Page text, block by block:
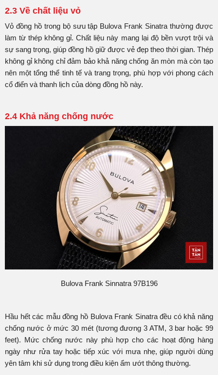
2.3 Về chất liệu vỏ
Vỏ đồng hồ trong bộ sưu tập Bulova Frank Sinatra thường được
làm từ thép không gỉ. Chất liệu này mang lại độ bền vượt trội và
sự sang trọng, giúp đồng hồ giữ được vẻ đẹp theo thời gian. Thép
không gỉ không chỉ đảm bảo khả năng chống ăn mòn mà còn tạo
nên một tổng thể tinh tế và trang trọng, phù hợp với phong cách
cổ điển và thanh lịch của dòng đồng hồ này.
2.4 Khả năng chống nước
Bulova Frank Sinnatra 97B196
Hầu hết các mẫu đồng hồ Bulova Frank Sinatra đều có khả năng
chống nước ở mức 30 mét (tương đương 3 ATM, 3 bar hoặc 99
feet). Mức chống nước này phù hợp cho các hoạt động hàng
ngày như rửa tay hoặc tiếp xúc với mưa nhẹ, giúp người dùng
yên tâm khi sử dụng trong điều kiện ẩm ướt thông thường.